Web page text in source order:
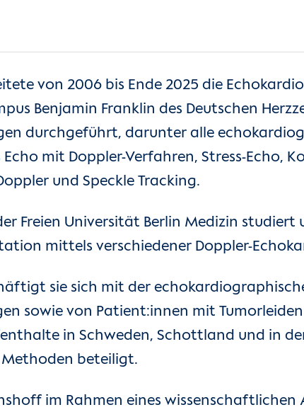
von 2006 bis Ende 2025 die
Benjamin Franklin des Deutschen
durchgeführt, darunter alle
mit Doppler-Verfahren, Stress-Echo,
und Speckle Tracking.
Freien Universität Berlin Medizin
mittels verschiedener Doppler-
sie sich mit der
sowie von Patient:innen mit
in Schweden, Schottland und in
beteiligt.
im Rahmen eines